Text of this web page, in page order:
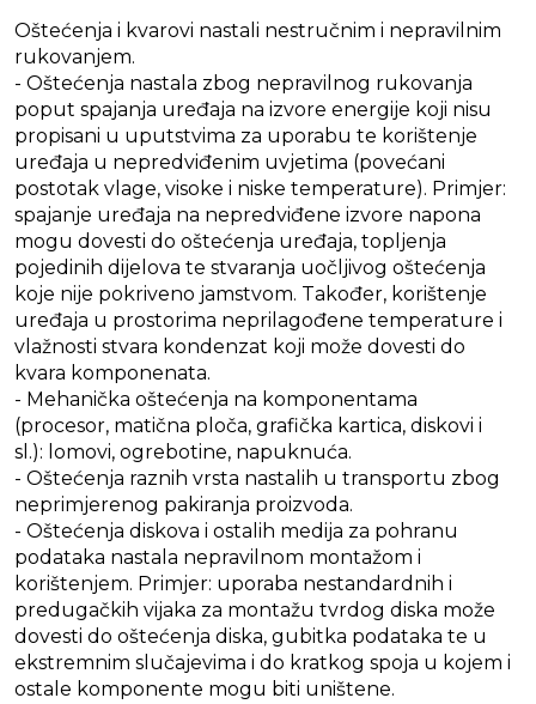
Oštećenja i kvarovi nastali nestručnim i nepravilnim
rukovanjem.
- Oštećenja nastala zbog nepravilnog rukovanja
poput spajanja uređaja na izvore energije koji nisu
propisani u uputstvima za uporabu te korištenje
uređaja u nepredviđenim uvjetima (povećani
postotak vlage, visoke i niske temperature). Primjer:
spajanje uređaja na nepredviđene izvore napona
mogu dovesti do oštećenja uređaja, topljenja
pojedinih dijelova te stvaranja uočljivog oštećenja
koje nije pokriveno jamstvom. Također, korištenje
uređaja u prostorima neprilagođene temperature i
vlažnosti stvara kondenzat koji može dovesti do
kvara komponenata.
- Mehanička oštećenja na komponentama
(procesor, matična ploča, grafička kartica, diskovi i
sl.): lomovi, ogrebotine, napuknuća.
- Oštećenja raznih vrsta nastalih u transportu zbog
neprimjerenog pakiranja proizvoda.
- Oštećenja diskova i ostalih medija za pohranu
podataka nastala nepravilnom montažom i
korištenjem. Primjer: uporaba nestandardnih i
predugačkih vijaka za montažu tvrdog diska može
dovesti do oštećenja diska, gubitka podataka te u
ekstremnim slučajevima i do kratkog spoja u kojem i
ostale komponente mogu biti uništene.